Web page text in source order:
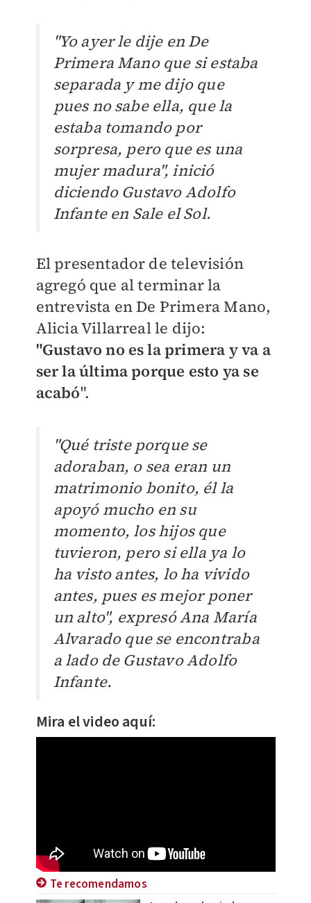
"Yo ayer le dije en De
Primera Mano que si estaba
separada y me dijo que
pues no sabe ella, que la
estaba tomando por
sorpresa, pero que es una
mujer madura", inició
diciendo Gustavo Adolfo
Infante en Sale el Sol.
El presentador de televisión
agregó que al terminar la
entrevista en De Primera Mano,
Alicia Villarreal le dijo:
"Gustavo no es la primera y va a
ser la última porque esto ya se
acabó".
"Qué triste porque se
adoraban, o sea eran un
matrimonio bonito, él la
apoyó mucho en su
momento, los hijos que
tuvieron, pero si ella ya lo
ha visto antes, lo ha vivido
antes, pues es mejor poner
un alto", expresó Ana María
Alvarado que se encontraba
a lado de Gustavo Adolfo
Infante.
Mira el video aquí:
Te recomendamos